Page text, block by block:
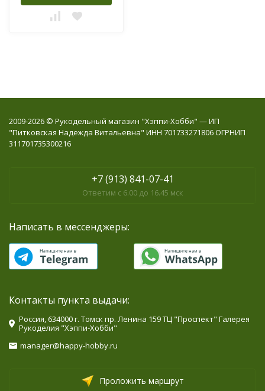
2009-2026 © Рукодельный магазин "Хэппи-Хобби" — ИП
"Питковская Надежда Витальевна" ИНН 701733271806 ОГРНИП
311701735300216
+7 (913) 841-07-41
Ответим с 6.00 до 16.45 мск
Написать в мессенджеры:
Контакты пункта выдачи:
Россия, 634000 г. Томск пр. Ленина 159 ТЦ "Проспект" Галерея
Рукоделия "Хэппи-Хобби"
manager@happy-hobby.ru
Проложить маршрут